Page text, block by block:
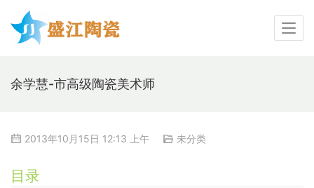
余学慧-市高级陶瓷美术师
2013年10月15日 12:13 上午 未分类
目录